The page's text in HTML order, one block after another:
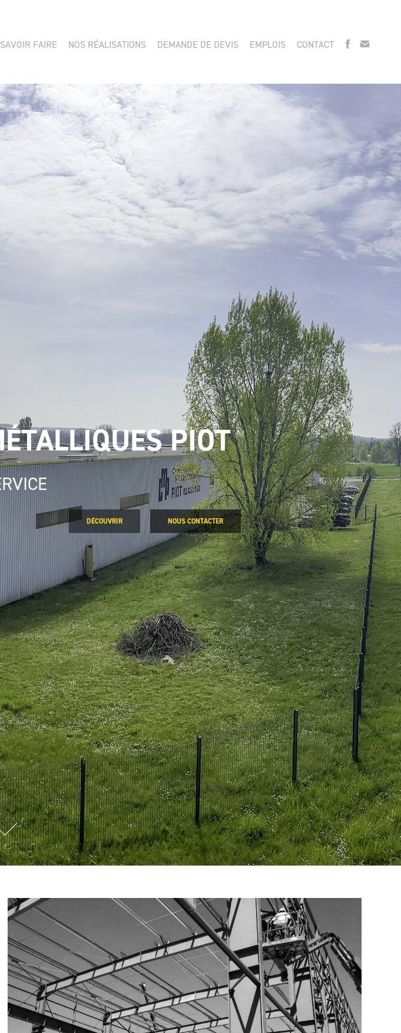
FAIRE NOS RÉALISATIONS DEMANDE DE DEVIS EMPLOIS CONTACT
PIOT
DÉCOUVRIR NOUS CONTACTER